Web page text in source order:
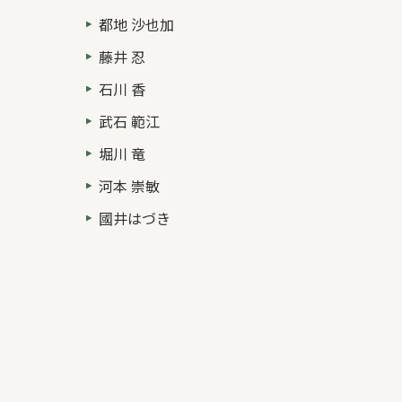
都地 沙也加
藤井 忍
石川 香
武石 範江
堀川 竜
河本 崇敏
國井はづき